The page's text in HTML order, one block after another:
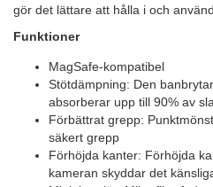
gör det lättare att hålla i och
Funktioner
MagSafe-kompatibel
Stötdämpning: Den
absorberar upp till 90% av
Förbättrat grepp:
säkert grepp
Förhöjda kanter: Förhöjda
kameran skyddar det